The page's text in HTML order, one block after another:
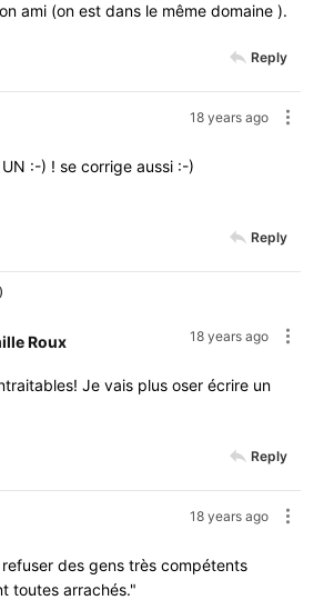
ami (on est dans le même domaine ).
Reply
18 years ago
UN :-) ! se corrige aussi :-)
Reply
18 years ago
Roux
Je vais plus oser écrire un
Reply
18 years ago
des gens très compétents
toutes arrachés."